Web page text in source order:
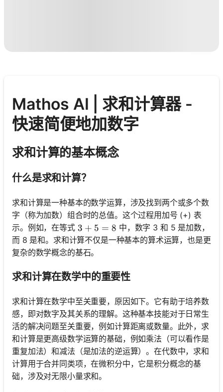
Mathos AI | 求和计算器 -
快速简便地加数字
求和计算的基本概念
什么是求和计算？
求和计算是一种基本的数学运算，涉及找到两个或多个数
字（称为加数）组合时的总值。这个过程用加号 (+) 表
示。例如，在等式 3 + 5 = 8
3 + 5 = 8 中，数字 3 和 5 是加数，
而 8 是和。求和计算不仅是一种基本的算术运算，也是更
复杂的数学概念的基石。
求和计算在数学中的重要性
求和计算在数学中至关重要，原因如下。它有助于培养数
感，即对数字及其关系的理解。这种基本技能对于日常生
活的解决问题至关重要，例如计算距离或数量。此外，求
和计算是更高级数学运算的基础，例如乘法（可以看作是
重复加法）和减法（是加法的逆运算）。在代数中，求和
计算用于合并同类项，在微积分中，它是积分概念的基
础，涉及对无限小量求和。